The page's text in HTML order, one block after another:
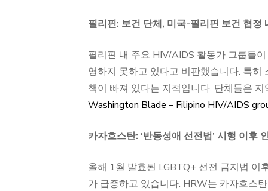
필리핀: 보건 단체, 미국-필리핀 보건 협
필리핀 내 주요 HIV/AIDS 활동가 그룹들
영하지 못하고 있다고 비판했습니다. 특
책이 빠져 있다는 지적입니다. 단체들은
Washington Blade – Filipino HIV/AIDS
카자흐스탄: ‘반동성애 선전법’ 시행 이후
올해 1월 발효된 LGBTQ+ 선전 금지법 이
가 급증하고 있습니다. HRW는 카자흐스